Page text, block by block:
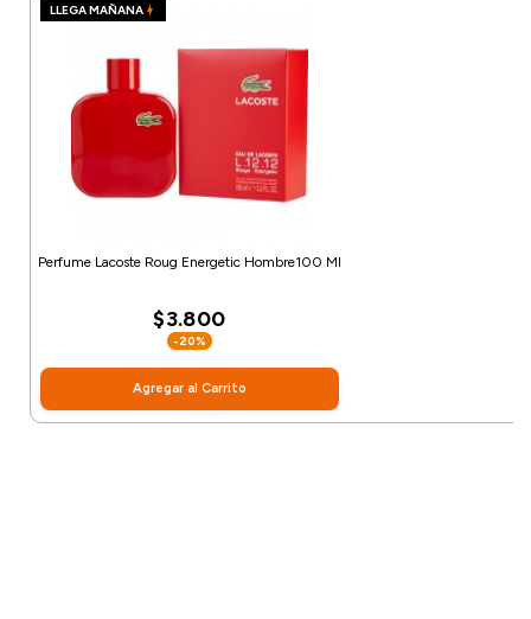
LLEGA MAÑANA
Perfume Lacoste Roug Energetic Hombre100 Ml
$3.800
-20%
Agregar al Carrito